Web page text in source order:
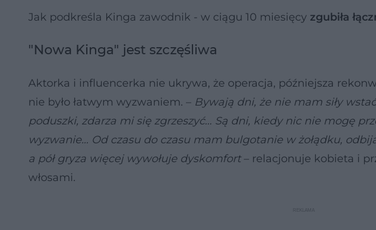
Jak podkreśla Kinga zawodnik - w ciągu 10 miesięcy zgubiła
"Nowa Kinga" jest szczęśliwa
Aktorka i influencerka nie ukrywa, że operacja, późniejsza
nie było łatwym wyzwaniem. – Bywają dni, że nie mam siły
poduszki, zdarza mi się zgrzeszyć… Są dni, kiedy nic nie mogę
wyzwanie… Od czasu do czasu mam bulgotanie w żołądku,
a pół gryza więcej wywołuje dyskomfort– relacjonuje kobieta i
włosami.